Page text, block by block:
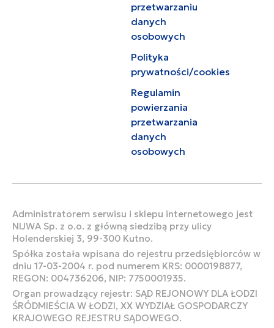
przetwarzaniu
danych
osobowych
Polityka
prywatności/cookies
Regulamin
powierzania
przetwarzania
danych
osobowych
Administratorem serwisu i sklepu internetowego jest
NIJWA Sp. z o.o. z główną siedzibą przy ulicy
Holenderskiej 3, 99-300 Kutno.
Spółka została wpisana do rejestru przedsiębiorców w
dniu 17-03-2004 r. pod numerem KRS: 0000198877,
REGON: 004736206, NIP: 7750001935.
Organ prowadzący rejestr: SĄD REJONOWY DLA ŁODZI
ŚRÓDMIEŚCIA W ŁODZI, XX WYDZIAŁ GOSPODARCZY
KRAJOWEGO REJESTRU SĄDOWEGO.